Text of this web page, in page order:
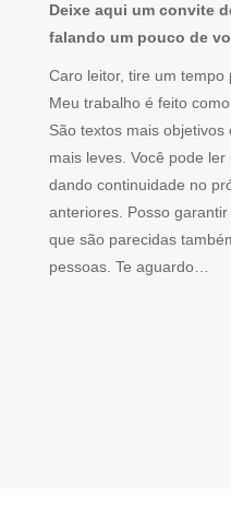
Deixe aqui um convite
falando um pouco de
Caro leitor, tire um tempo
Meu trabalho é feito
São textos mais
mais leves. Você pode
dando continuidade no
anteriores. Posso
que são parecidas
pessoas. Te aguardo…